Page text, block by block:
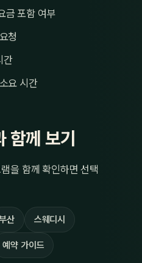
금 포함 여부
청
간
요 시간
함께 보기
을 함께 확인하면 선택
산 스웨디시
예약 가이드